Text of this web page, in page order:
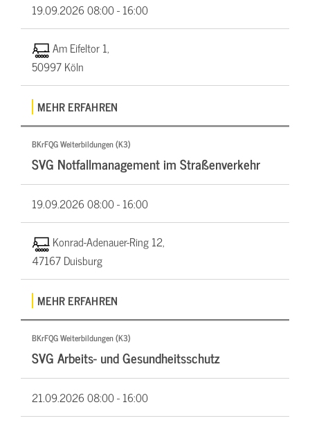
19.09.202608:00 - 16:00
Am Eifeltor 1,
50997 Köln
MEHR ERFAHREN
BKrFQG Weiterbildungen (K3)
SVG Notfallmanagement im Straßenverkehr
19.09.202608:00 - 16:00
Konrad-Adenauer-Ring 12,
47167 Duisburg
MEHR ERFAHREN
BKrFQG Weiterbildungen (K3)
SVG Arbeits- und Gesundheitsschutz
21.09.202608:00 - 16:00